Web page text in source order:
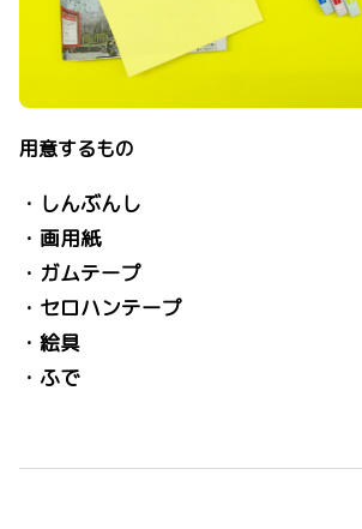
用意するもの
・しんぶんし
・画用紙
・ガムテープ
・セロハンテープ
・絵具
・ふで